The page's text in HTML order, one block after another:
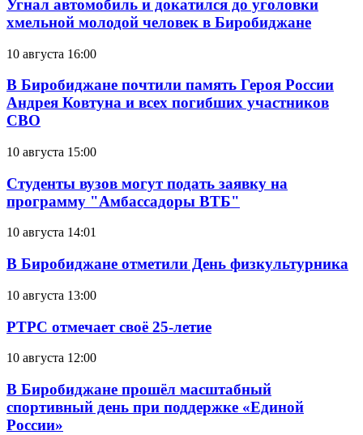
Угнал автомобиль и докатился до уголовки
хмельной молодой человек в Биробиджане
10 августа 16:00
В Биробиджане почтили память Героя России
Андрея Ковтуна и всех погибших участников
СВО
10 августа 15:00
Студенты вузов могут подать заявку на
программу "Амбассадоры ВТБ"
10 августа 14:01
В Биробиджане отметили День физкультурника
10 августа 13:00
РТРС отмечает своё 25-летие
10 августа 12:00
В Биробиджане прошёл масштабный
спортивный день при поддержке «Единой
России»